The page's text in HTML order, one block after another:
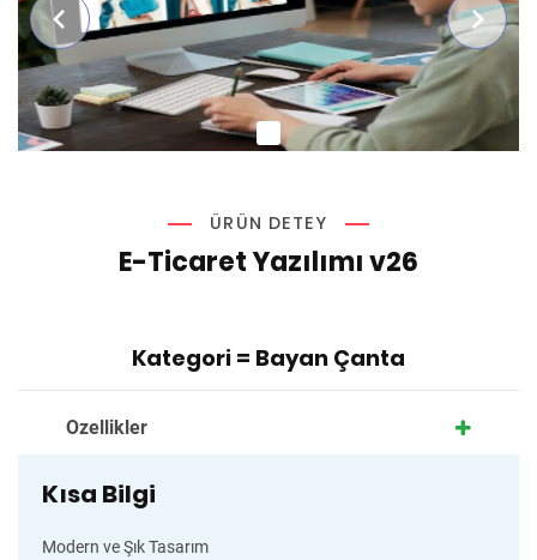
ÜRÜN DETEY
E-Ticaret Yazılımı v26
Kategori = Bayan Çanta
Ozellikler
Kısa Bilgi
Modern ve Şık Tasarım